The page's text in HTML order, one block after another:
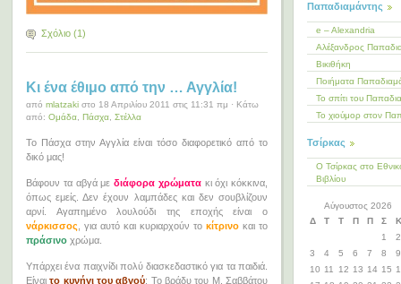
Σχόλιο (1)
Kι ένα έθιμο από την … Αγγλία!
από mlatzaki στο 18 Απριλίου 2011 στις 11:31 πμ · Κάτω
από: Ομάδα Πάσχα Στέλλα
Το Πάσχα στην Αγγλία είναι τόσο διαφορετικό από το
δικό μας!
Βάφουν τα αβγά με διάφορα χρώματακι όχι κόκκινα,
όπως εμείς. Δεν έχουν λαμπάδες και δεν σουβλίζουν
αρνί. Αγαπημένο λουλούδι της εποχής είναι ο
νάρκισσος , για αυτό και κυριαρχούν το κίτρινο και το
πράσινο χρώμα.
Υπάρχει ένα παιχνίδι πολύ διασκεδαστικό για τα παιδιά.
Είναιτο κυνήγι του αβγού: Το βράδυ του Μ. Σαββάτου
Παπαδιαμάντης
e – Alexandria
Αλέξανδρος
Βικιθήκη
Ποιήματα
Το σπίτι του
Το χιούμορ στον
Τσίρκας
Ο Τσίρκας στο
Βιβλίου
Αύγουστος 2026
Δ
Τ Τ Π Π Σ
Κ
1
2
3
4 5 6 7 8
9
10 11 12 13 14 15